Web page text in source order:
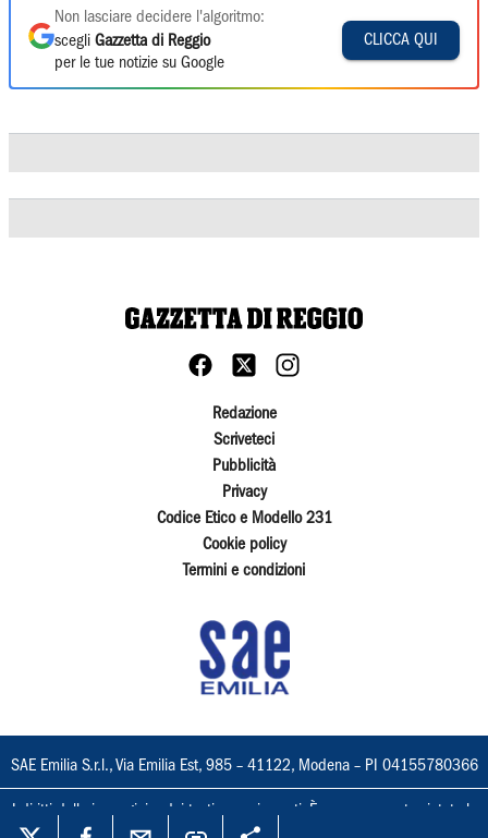
Non lasciare decidere l'algoritmo:
scegli Gazzetta di Reggio
per le tue notizie su Google
CLICCA QUI
Redazione
Scriveteci
Pubblicità
Privacy
Codice Etico e Modello 231
Cookie policy
Termini e condizioni
SAE Emilia S.r.l., Via Emilia Est, 985 – 41122, Modena – PI 04155780366
I diritti delle immagini e dei testi sono riservati. È espressamente vietata la